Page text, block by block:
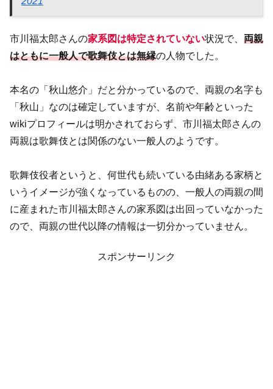
市川福太郎さんの家系図は特定されていない状況で、 両親
はともに一般人で歌舞伎とは無縁の人物でした。
本名の「秋山悠介」だと分かっているので、両親の名字も
「秋山」なのは確定していますが、名前や年齢といった
wikiプロフィールは明かされておらず、市川福太郎さんの
両親は歌舞伎とは関係のない一般人のようです。
歌舞伎役者というと、何世代も続いている由緒ある家柄と
いうイメージが強くなっているものの、一般人の両親の間
に産まれた市川福太郎さんの家系図は出回っていなかった
ので、両親の世代以降の情報は一切分かっていません。
スポンサーリンク